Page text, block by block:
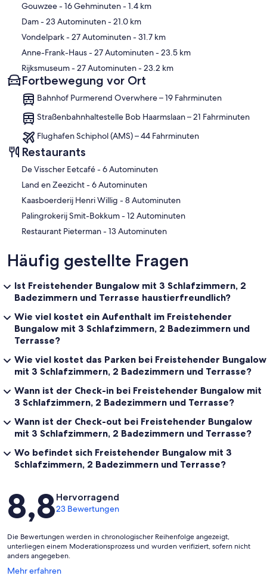
Karte
Gouwzee- 16 Gehminuten- 1.4 km
Dam- 23 Autominuten- 21.0 km
Vondelpark- 27 Autominuten- 31.7 km
Anne-Frank-Haus- 27 Autominuten- 23.5 km
Rijksmuseum- 27 Autominuten- 23.2 km
Fortbewegung vor Ort
Bahnhof Purmerend Overwhere – 19 Fahrminuten
Straßenbahnhaltestelle Bob Haarmslaan – 21 Fahrminuten
Flughafen Schiphol (AMS) – 44 Fahrminuten
Restaurants
‪De Visscher Eetcafé - ‬6 Autominuten
‪Land en Zeezicht - ‬6 Autominuten
‪Kaasboerderij Henri Willig - ‬8 Autominuten
‪Palingrokerij Smit-Bokkum - ‬12 Autominuten
‪Restaurant Pieterman - ‬13 Autominuten
Häufig gestellte Fragen
Ist Freistehender Bungalow mit 3 Schlafzimmern, 2
Badezimmern und Terrasse haustierfreundlich?
Wie viel kostet ein Aufenthalt im Freistehender
Bungalow mit 3 Schlafzimmern, 2 Badezimmern und
Terrasse?
Wie viel kostet das Parken bei Freistehender Bungalow
mit 3 Schlafzimmern, 2 Badezimmern und Terrasse?
Wann ist der Check-in bei Freistehender Bungalow mit
3 Schlafzimmern, 2 Badezimmern und Terrasse?
Wann ist der Check-out bei Freistehender Bungalow
mit 3 Schlafzimmern, 2 Badezimmern und Terrasse?
Wo befindet sich Freistehender Bungalow mit 3
Schlafzimmern, 2 Badezimmern und Terrasse?
Bewertungen
8,8Hervorragend
23 Bewertungen
Die Bewertungen werden in chronologischer Reihenfolge angezeigt,
unterliegen einem Moderationsprozess und wurden verifiziert, sofern nicht
anders angegeben.
Mehr erfahren
Wird